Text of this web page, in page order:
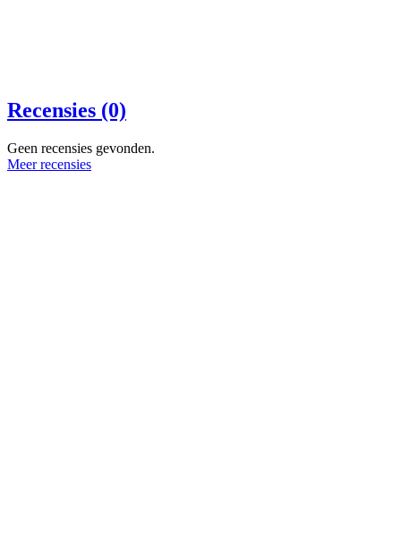
Recensies (0)
Geen recensies gevonden.
Meer recensies